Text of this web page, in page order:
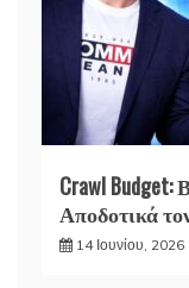
Crawl Budget:
Αποδοτικά
14 Ιουνίου, 2026